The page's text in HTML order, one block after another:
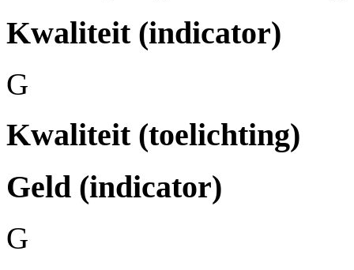
Kwaliteit (indicator)
G
Kwaliteit (toelichting)
Geld (indicator)
G